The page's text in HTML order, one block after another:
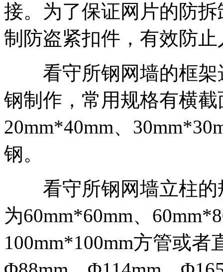
接。为了保证网片的防
制防盗紧扣件，有效防
看守所钢网墙的框架
钢制作，常用规格有横截
20mm*40mm、
钢。
看守所钢网墙立柱的
为60mm*60mm、
100mm*100mm方管或